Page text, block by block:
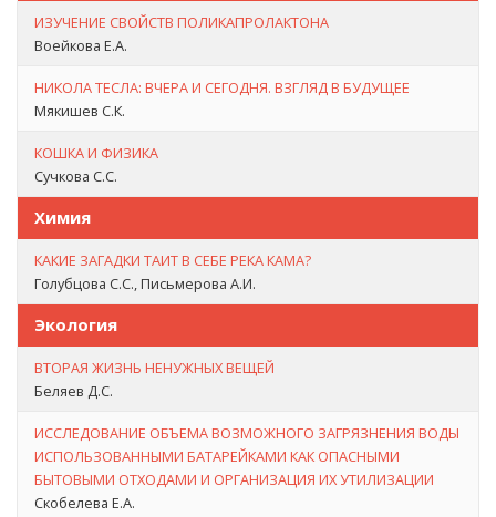
ИЗУЧЕНИЕ СВОЙСТВ ПОЛИКАПРОЛАКТОНА
Воейкова Е.А.
НИКОЛА ТЕСЛА: ВЧЕРА И СЕГОДНЯ. ВЗГЛЯД В БУДУЩЕЕ
Мякишев С.К.
КОШКА И ФИЗИКА
Сучкова С.С.
Химия
КАКИЕ ЗАГАДКИ ТАИТ В СЕБЕ РЕКА КАМА?
Голубцова С.С., Письмерова А.И.
Экология
ВТОРАЯ ЖИЗНЬ НЕНУЖНЫХ ВЕЩЕЙ
Беляев Д.С.
ИССЛЕДОВАНИЕ ОБЪЕМА ВОЗМОЖНОГО ЗАГРЯЗНЕНИЯ ВОДЫ
ИСПОЛЬЗОВАННЫМИ БАТАРЕЙКАМИ КАК ОПАСНЫМИ
БЫТОВЫМИ ОТХОДАМИ И ОРГАНИЗАЦИЯ ИХ УТИЛИЗАЦИИ
Скобелева Е.А.